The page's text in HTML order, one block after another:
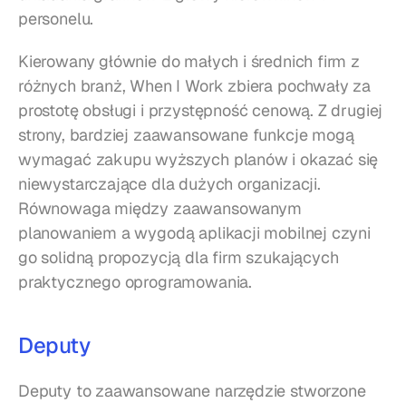
personelu.
Kierowany głównie do małych i średnich firm z
różnych branż, When I Work zbiera pochwały za
prostotę obsługi i przystępność cenową. Z drugiej
strony, bardziej zaawansowane funkcje mogą
wymagać zakupu wyższych planów i okazać się
niewystarczające dla dużych organizacji.
Równowaga między zaawansowanym
planowaniem a wygodą aplikacji mobilnej czyni
go solidną propozycją dla firm szukających
praktycznego oprogramowania.
Deputy
Deputy to zaawansowane narzędzie stworzone